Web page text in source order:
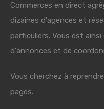
Commerces en direct
dizaines d'agences et
particuliers. Vous est
d'annonces et de
Vous cherchez à
pages.